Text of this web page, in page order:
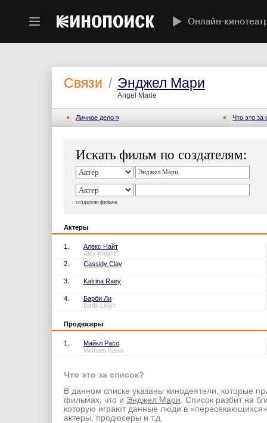
Онлайн-
Связи / Энджел Мари
Angel Marie
Личное дело » Что это за
Искать фильм по создателям:
создатели фильма
Актеры
1.
Алекс Найт
Alex Knight
2.
Cassidy Clay
3. Katrina Raey
4.
Барби Ли
Barbi Leigh
Продюсеры
1.
Майкл Расо
Michael Raso
Что это за список?
В данном списке указаны кинодеятели, которые
фильмах, что и Энджел Мари. Список разбит на
которую играют данные люди в
актеры, продюсеры и т.д.